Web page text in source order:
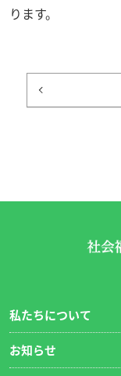
ります。
私たちについて
お知らせ